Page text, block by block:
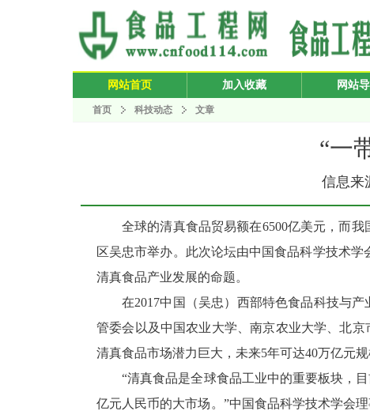
网站首页 加入收藏 网站
首页 科技动态 文章
“一
信息来
全球的清真食品贸易额在6500亿美元，而我
区吴忠市举办。此次论坛由中国食品科学技术
清真食品产业发展的命题。
在2017中国（吴忠）西部特色食品科技与
管委会以及中国农业大学、南京农业大学、北
清真食品市场潜力巨大，未来5年可达40万亿元
“清真食品是全球食品工业中的重要板块，
亿元人民币的大市场。”中国食品科学技术学会